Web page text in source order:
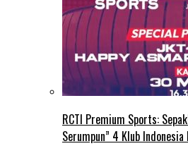
RCTI Premium Sports:
Serumpun” 4 Klub Indonesia